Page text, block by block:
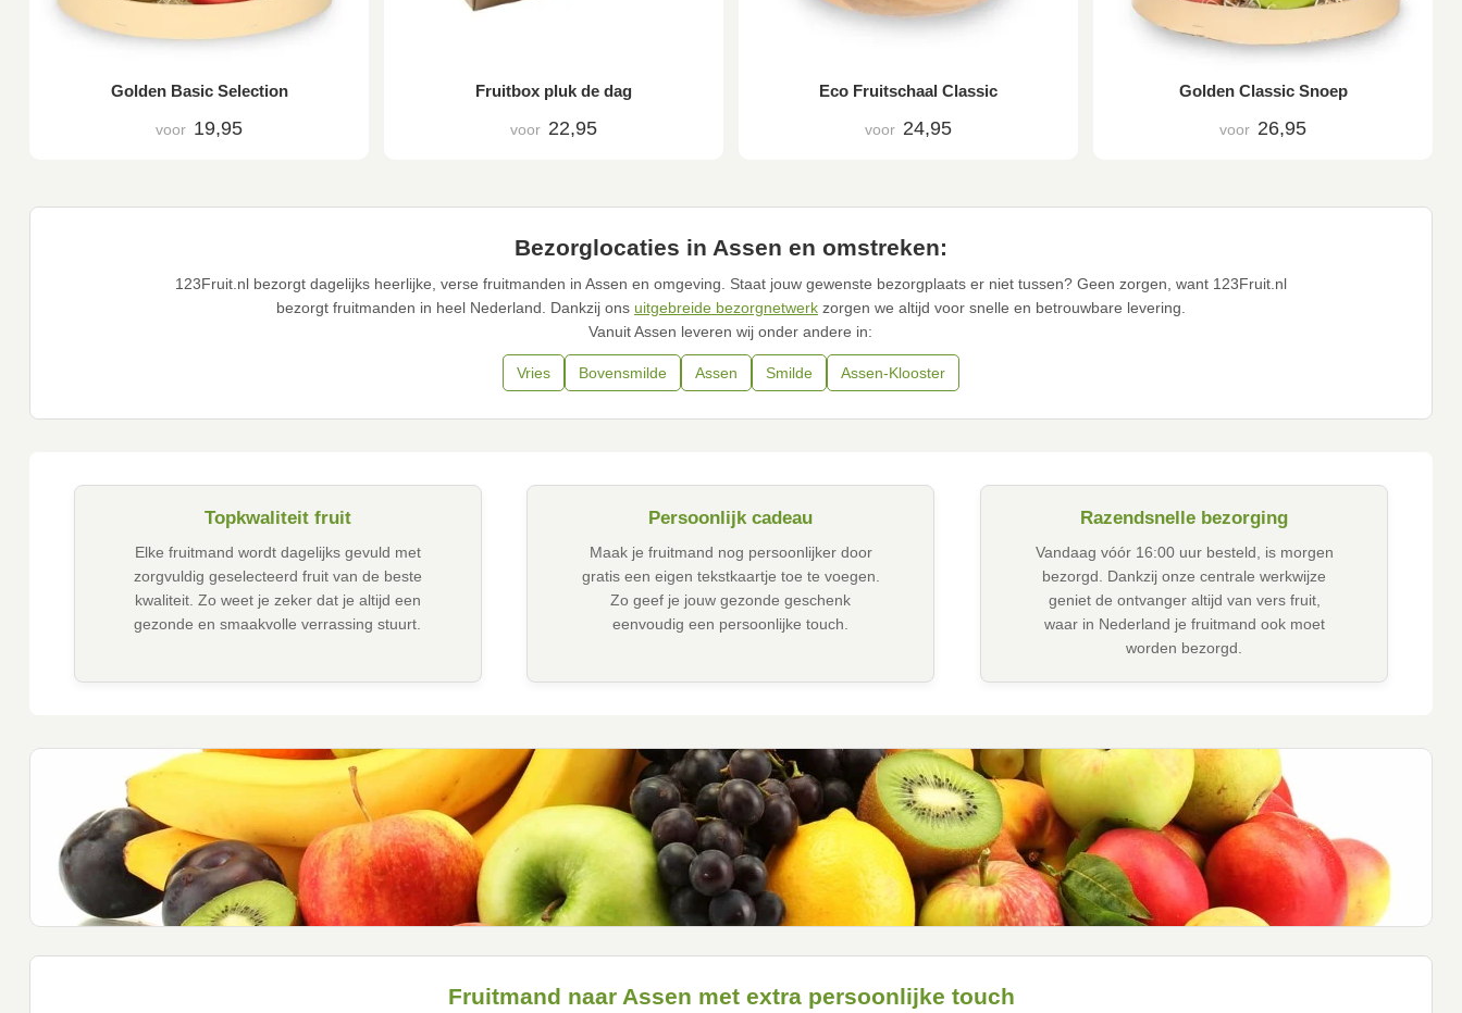
Golden Basic Selection
voor 19,95
Fruitbox pluk de dag
voor 22,95
Eco Fruitschaal Classic
voor 24,95
Golden Classic Snoep
voor 26,95
Bezorglocaties in Assen en omstreken:
123Fruit.nl bezorgt dagelijks heerlijke, verse fruitmanden in Assen en omgeving. Staat jouw gewenste bezorgplaats er niet tussen? Geen zorgen, want 123Fruit.nl
bezorgt fruitmanden in heel Nederland. Dankzij ons uitgebreide bezorgnetwerkzorgen we altijd voor snelle en betrouwbare levering.
Vanuit Assen leveren wij onder andere in:
Vries Bovensmilde Assen Smilde Assen-Klooster
Topkwaliteit fruit
Elke fruitmand wordt dagelijks gevuld met
zorgvuldig geselecteerd fruit van de beste
kwaliteit. Zo weet je zeker dat je altijd een
gezonde en smaakvolle verrassing stuurt.
Persoonlijk cadeau
Maak je fruitmand nog persoonlijker door
gratis een eigen tekstkaartje toe te voegen.
Zo geef je jouw gezonde geschenk
eenvoudig een persoonlijke touch.
Razendsnelle bezorging
Vandaag vóór 16:00 uur besteld, is morgen
bezorgd. Dankzij onze centrale werkwijze
geniet de ontvanger altijd van vers fruit,
waar in Nederland je fruitmand ook moet
worden bezorgd.
Fruitmand naar Assen met extra persoonlijke touch